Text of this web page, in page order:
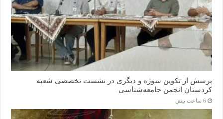
پرسش از تکوین سوژه و دیگری در نشست تخصصی شعبه
کردستان انجمن جامعه‌شناسی
6 ساعت پیش